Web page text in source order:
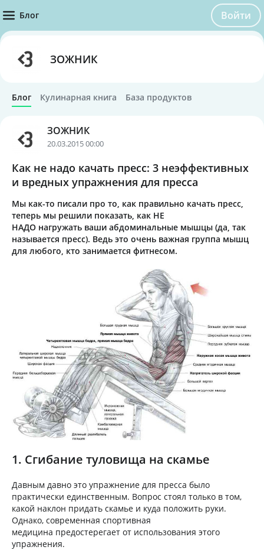
Блог Войти
ЗОЖНИК
Блог Кулинарная книга База продуктов
ЗОЖНИК
20.03.2015 00:00
Как не надо качать пресс: 3 неэффективных
и вредных упражнения для пресса
Мы как-то писали про то, как правильно качать пресс,
теперь мы решили показать, как НЕ
НАДО нагружать ваши абдоминальные мышцы (да, так
называется пресс). Ведь это очень важная группа мышц
для любого, кто занимается фитнесом.
1. Сгибание туловища на скамье
Давным давно это упражнение для пресса было
практически единственным. Вопрос стоял только в том,
какой наклон придать скамье и куда положить руки.
Однако, современная спортивная
медицина предостерегает от использования этого
упражнения.